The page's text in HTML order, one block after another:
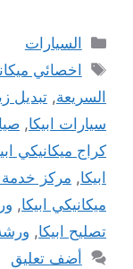
التصنيفات
السيارات
الوسوم
اخصائي
السريعة, تبديل
سيارات ابيكا,
كراج ميكانيكي
ابيكا, مركز خدمة
ميكانيكي ابيكا,
تصليح ابيكا,
أضف تعليق